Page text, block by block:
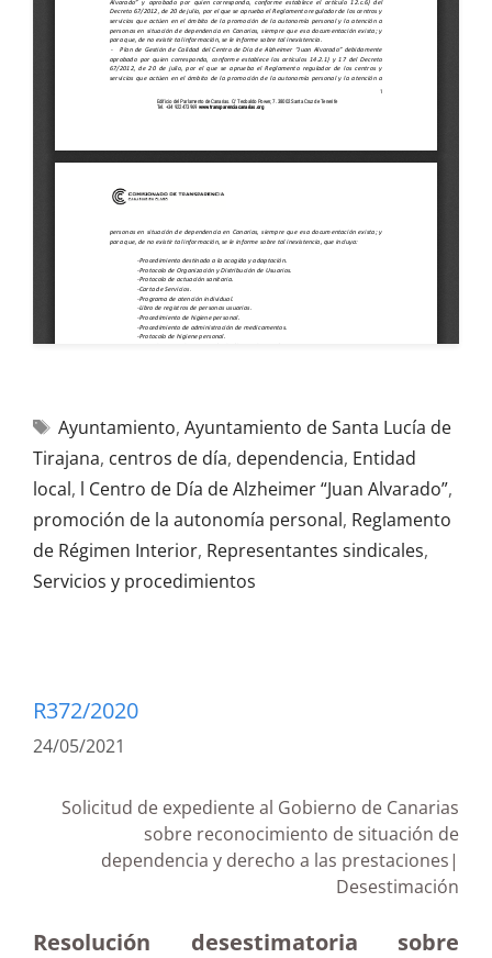
Ayuntamiento, Ayuntamiento de Santa Lucía de
Tirajana, centros de día, dependencia, Entidad
local, l Centro de Día de Alzheimer “Juan Alvarado”,
promoción de la autonomía personal, Reglamento
de Régimen Interior, Representantes sindicales,
Servicios y procedimientos
R372/2020
24/05/2021
Solicitud de expediente al Gobierno de Canarias
sobre reconocimiento de situación de
dependencia y derecho a las prestaciones|
Desestimación
Resolución desestimatoria sobre